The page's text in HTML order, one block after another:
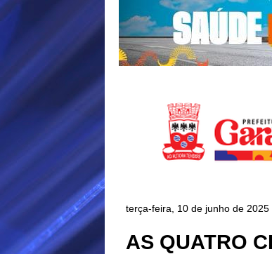
terça-feira, 10 de junho de 2025
AS QUATRO